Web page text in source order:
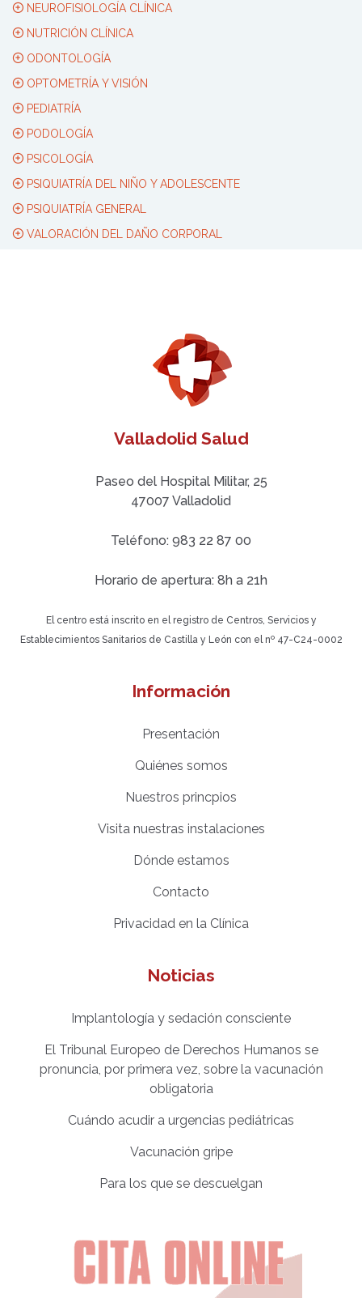
NEUROFISIOLOGÍA CLÍNICA
NUTRICIÓN CLÍNICA
ODONTOLOGÍA
OPTOMETRÍA Y VISIÓN
PEDIATRÍA
PODOLOGÍA
PSICOLOGÍA
PSIQUIATRÍA DEL NIÑO Y ADOLESCENTE
PSIQUIATRÍA GENERAL
VALORACIÓN DEL DAÑO CORPORAL
Valladolid Salud
Paseo del Hospital Militar, 25
47007 Valladolid
Teléfono: 983 22 87 00
Horario de apertura: 8h a 21h
El centro está inscrito en el registro de Centros, Servicios y
Establecimientos Sanitarios de Castilla y León con el nº 47-C24-0002
Información
Presentación
Quiénes somos
Nuestros princpios
Visita nuestras instalaciones
Dónde estamos
Contacto
Privacidad en la Clínica
Noticias
Implantología y sedación consciente
El Tribunal Europeo de Derechos Humanos se
pronuncia, por primera vez, sobre la vacunación
obligatoria
Cuándo acudir a urgencias pediátricas
Vacunación gripe
Para los que se descuelgan